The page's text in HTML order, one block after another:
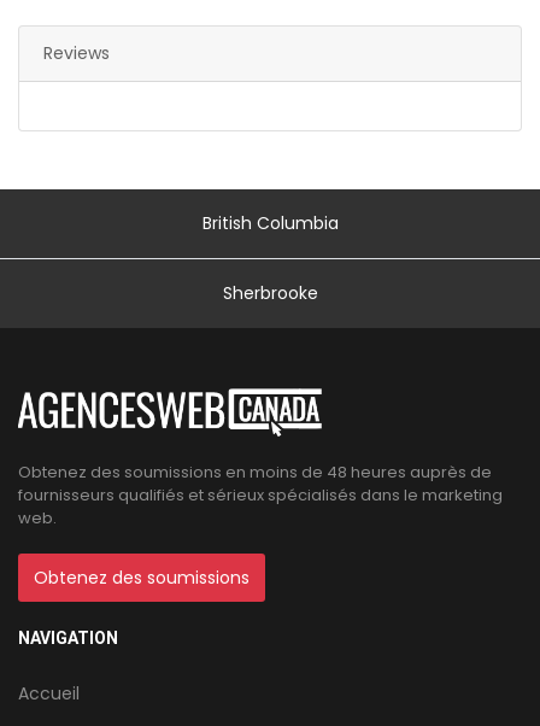
Reviews
British Columbia
Sherbrooke
Obtenez des soumissions en moins de 48 heures auprès de
fournisseurs qualifiés et sérieux spécialisés dans le marketing
web.
Obtenez des soumissions
NAVIGATION
Accueil